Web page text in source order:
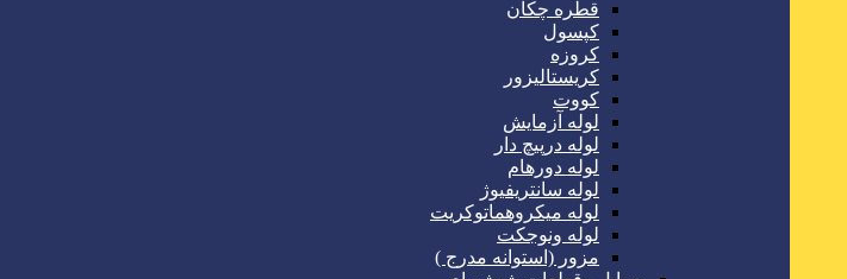
قطره چکان
کپسول
کروزه
کریستالیزور
کووت
لوله آزمایش
لوله درپیچ دار
لوله دورهام
لوله سانتریفیوژ
لوله میکروهماتوکریت
لوله ونوجکت
مزور (استوانه مدرج )